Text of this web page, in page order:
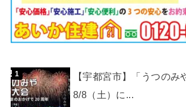
【宇都宮市】「うつのみ
8/8（土）に...